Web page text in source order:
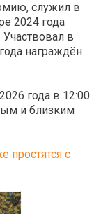
служил в
2024 года
в
награждён
года в 12:00
и близким
простятся с